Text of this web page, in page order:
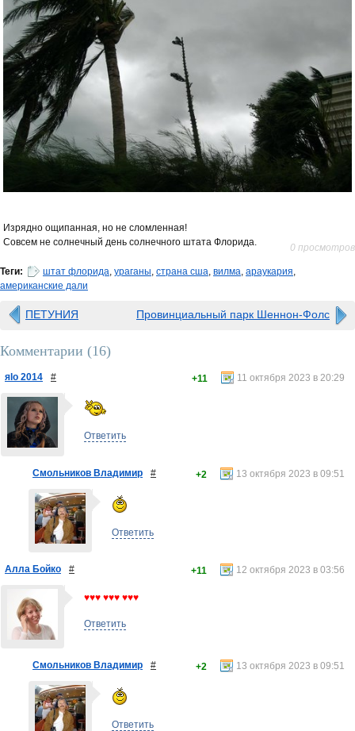
Изрядно ощипанная, но не сломленная!
Совсем не солнечный день солнечного штата Флорида.
0 просмотров
Теги: штат флорида, ураганы, страна сша, вилма, араукария,
американские дали
ПЕТУНИЯ Провинциальный парк Шеннон-Фолс
Комментарии (16)
яlo 2014 # 11 октября 2023 в 20:29
+11
Ответить
Смольников Владимир # 13 октября 2023 в 09:51
+2
Ответить
Алла Бойко # 12 октября 2023 в 03:56
+11
♥♥♥ ♥♥♥ ♥♥♥
Ответить
Смольников Владимир # 13 октября 2023 в 09:51
+2
Ответить